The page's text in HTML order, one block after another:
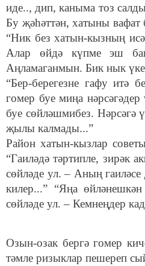
иде.., дип, каныма тоз
Бу җәһәттән, хатыны вафат
“Ник без хатын-кызның
Алар өйдә күпме эш
Аңламаганмын. Бик нык
“Бер-берегезне гафу итә
гомер буе миңа
буе сөйләшмибез. Нәрсәгә
җылы калмады...”
Район хатын-кызлар
“Гаиләдә тәртипле, зирәк
сөйләде ул. – Аның
килер...” “Яңа
сөйләде ул. – Кемнеңдер
Озын-озак бергә гомер
тәмле ризыклар пешереп